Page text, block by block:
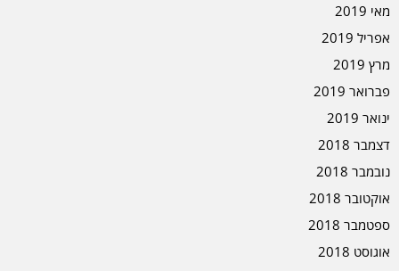
מאי 2019
אפריל 2019
מרץ 2019
פברואר 2019
ינואר 2019
דצמבר 2018
נובמבר 2018
אוקטובר 2018
ספטמבר 2018
אוגוסט 2018